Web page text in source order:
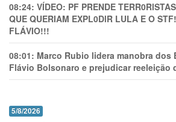
08:24: VÍDEO: PF PRENDE
QUE QUERIAM EXPL0DlR LULA E O
FLÁVIO!!!
08:01: Marco Rubio lidera manobra dos
Flávio Bolsonaro e prejudicar reeleição
5/8/2026